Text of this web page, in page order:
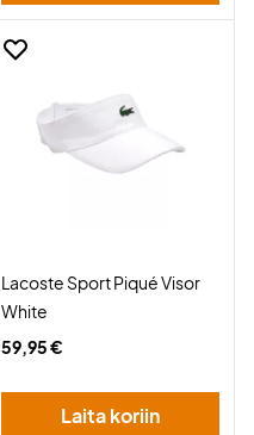
Lacoste Sport Piqué Visor
White
59,95 €
Laita koriin